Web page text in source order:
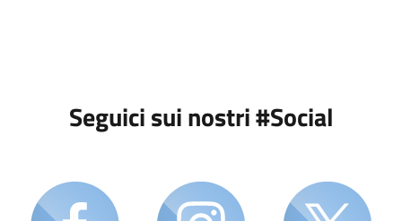
Seguici sui nostri #Social